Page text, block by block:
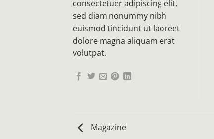
consectetuer adipiscing elit,
sed diam nonummy nibh
euismod tincidunt ut laoreet
dolore magna aliquam erat
volutpat.
Magazine